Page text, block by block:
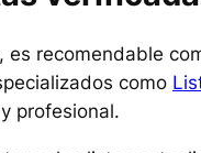
es recomendable
como
profesional.